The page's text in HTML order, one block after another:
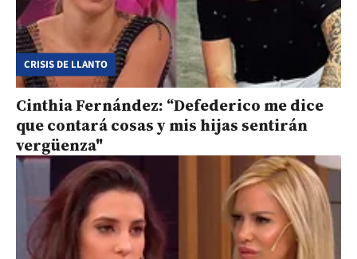
CRISIS DE LLANTO
Cinthia Fernández: “Defederico me dice
que contará cosas y mis hijas sentirán
vergüenza"